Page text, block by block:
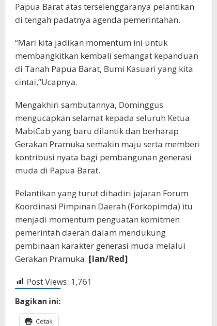
Papua Barat atas terselenggaranya pelantikan
di tengah padatnya agenda pemerintahan.
“Mari kita jadikan momentum ini untuk
membangkitkan kembali semangat kepanduan
di Tanah Papua Barat, Bumi Kasuari yang kita
cintai,”Ucapnya.
Mengakhiri sambutannya, Dominggus
mengucapkan selamat kepada seluruh Ketua
MabiCab yang baru dilantik dan berharap
Gerakan Pramuka semakin maju serta memberi
kontribusi nyata bagi pembangunan generasi
muda di Papua Barat.
Pelantikan yang turut dihadiri jajaran Forum
Koordinasi Pimpinan Daerah (Forkopimda) itu
menjadi momentum penguatan komitmen
pemerintah daerah dalam mendukung
pembinaan karakter generasi muda melalui
Gerakan Pramuka. [Ian/Red]
Post Views: 1,761
Bagikan ini:
Cetak